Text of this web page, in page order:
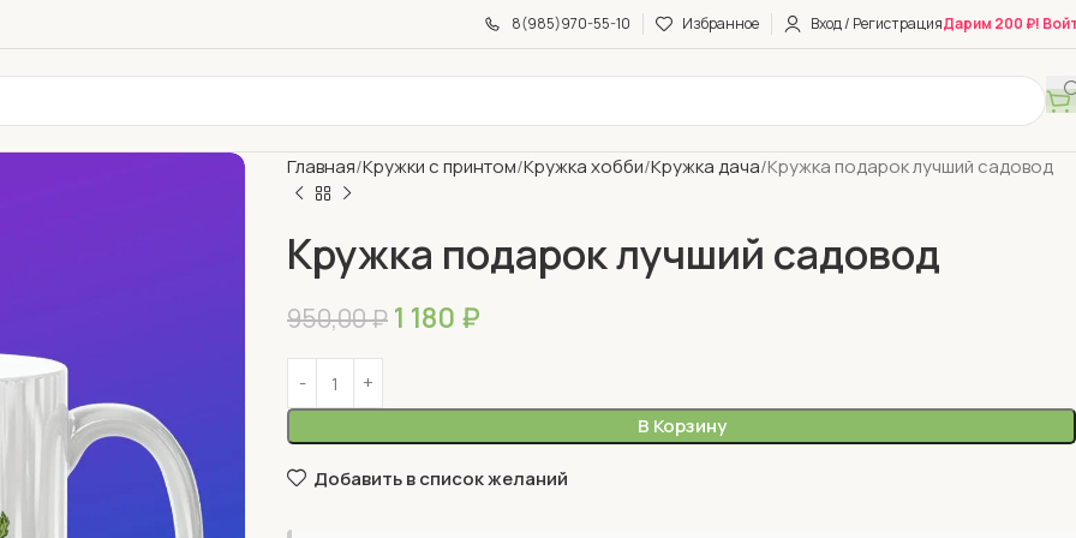
8(985)970-55-10 Избранное Вход / РегистрацияДарим 200 ₽!
Главная Кружки с принтом Кружка хобби Кружка дача Кружка подарок лучший садовод
Кружка подарок лучший садовод
950,00₽ 1 180 ₽
В Корзину
Добавить в список желаний